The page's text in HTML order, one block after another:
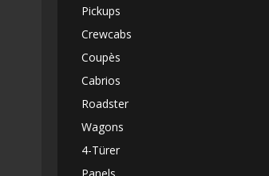
Pickups
Crewcabs
Coupès
Cabrios
Roadster
Wagons
4-Türer